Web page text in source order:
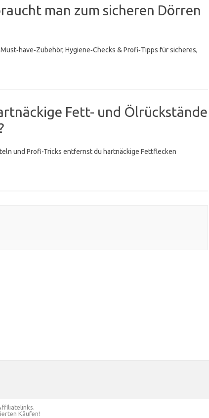
man zum sicheren Dörren
Hygiene‑Checks & Profi‑Tipps für sicheres,
Fett- und Ölrückstände
und Profi-Tricks entfernst du hartnäckige Fettflecken
Käufen!